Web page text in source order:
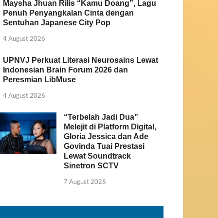
Maysha Jhuan Rilis “Kamu Doang”, Lagu
Penuh Penyangkalan Cinta dengan
Sentuhan Japanese City Pop
4 August 2026
UPNVJ Perkuat Literasi Neurosains Lewat
Indonesian Brain Forum 2026 dan
Peresmian LibMuse
4 August 2026
“Terbelah Jadi Dua”
Melejit di Platform Digital,
Gloria Jessica dan Ade
Govinda Tuai Prestasi
Lewat Soundtrack
Sinetron SCTV
7 August 2026